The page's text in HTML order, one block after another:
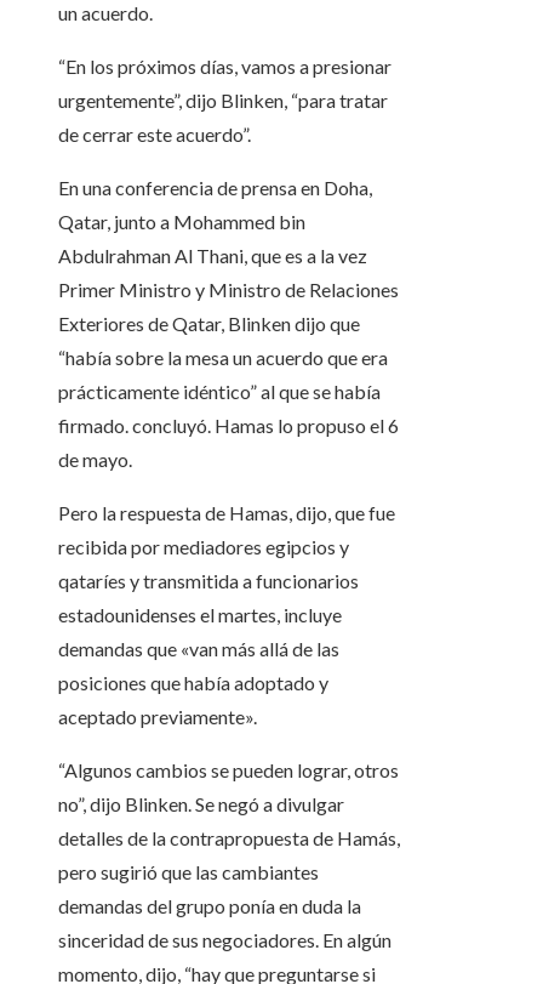
un acuerdo.
“En los próximos días, vamos a presionar
urgentemente”, dijo Blinken, “para tratar
de cerrar este acuerdo”.
En una conferencia de prensa en Doha,
Qatar, junto a Mohammed bin
Abdulrahman Al Thani, que es a la vez
Primer Ministro y Ministro de Relaciones
Exteriores de Qatar, Blinken dijo que
“había sobre la mesa un acuerdo que era
prácticamente idéntico” al que se había
firmado. concluyó. Hamas lo propuso el 6
de mayo.
Pero la respuesta de Hamas, dijo, que fue
recibida por mediadores egipcios y
qataríes y transmitida a funcionarios
estadounidenses el martes, incluye
demandas que «van más allá de las
posiciones que había adoptado y
aceptado previamente».
“Algunos cambios se pueden lograr, otros
no”, dijo Blinken. Se negó a divulgar
detalles de la contrapropuesta de Hamás,
pero sugirió que las cambiantes
demandas del grupo ponía en duda la
sinceridad de sus negociadores. En algún
momento, dijo, “hay que preguntarse si